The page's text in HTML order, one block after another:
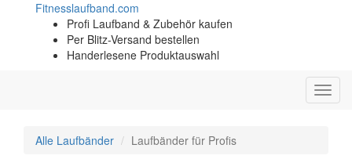
Fitnesslaufband.com
Profi Laufband & Zubehör kaufen
Per Blitz-Versand bestellen
Handerlesene Produktauswahl
Alle Laufbänder Laufbänder für Profis